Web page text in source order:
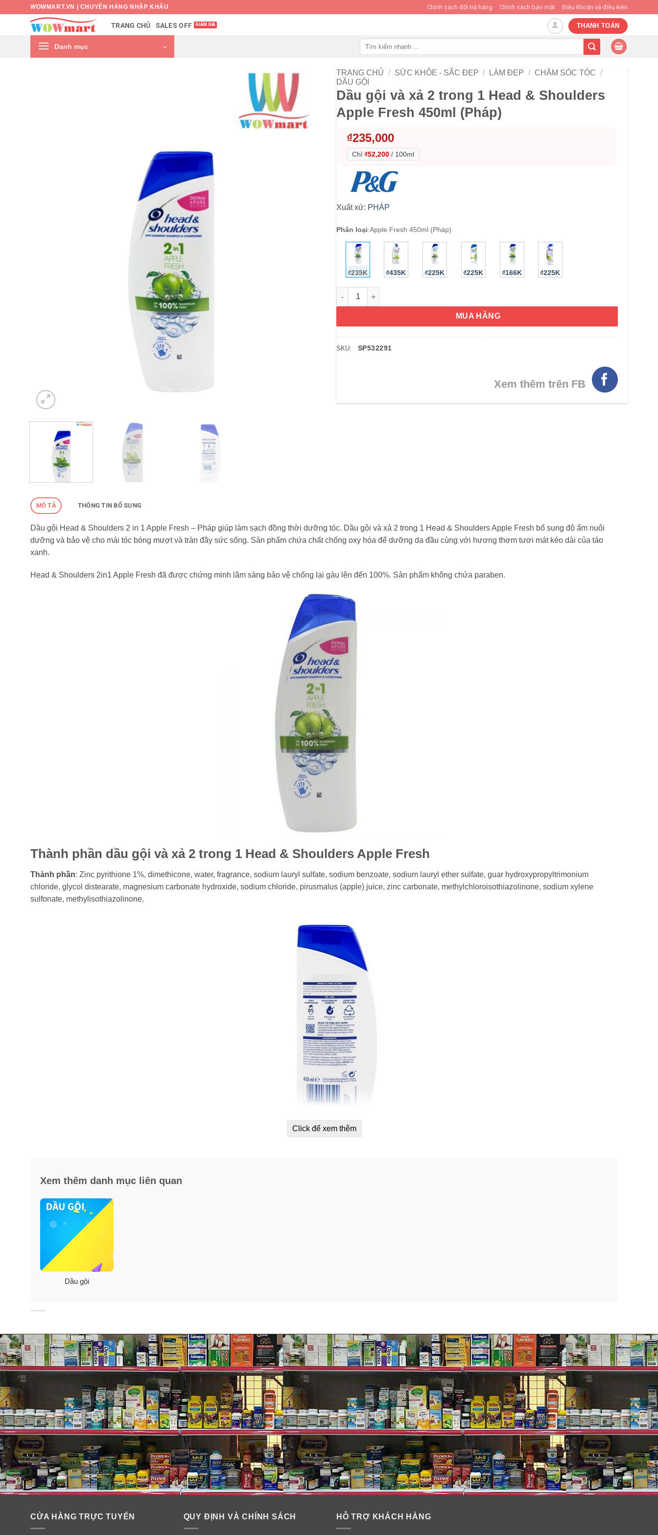
WOWMART.VN | CHUYÊN HÀNG NHẬP KHẨU Chính sách đổi trả hàng Chính sách bảo mật Điều khoản và điều kiện
TRANG CHỦ SALES OFF THANH TOÁN
Danh mục
HÌNH THẬT
TRANG CHỦ / SỨC KHỎE - SẮC ĐẸP / LÀM ĐẸP / CHĂM SÓC TÓC /
DẦU GỘI
Dầu gội và xả 2 trong 1 Head & Shoulders
Apple Fresh 450ml (Pháp)
₫235,000
Chỉ ₫52,200 / 100ml
Xuất xứ: PHÁP
Phân loại:Apple Fresh 450ml (Pháp)
₫235K ₫435K ₫225K ₫225K ₫166K ₫225K
Dầu gội và xả 2 trong 1 Head & Shoulders Apple Fresh 450ml (Pháp) số lượng
MUA HÀNG
SKU: SP532291
Xem thêm trên FB
MÔ TẢ THÔNG TIN BỔ SUNG
Dầu gội Head & Shoulders 2 in 1 Apple Fresh – Pháp giúp làm sạch đồng thời dưỡng tóc. Dầu gội và xả 2 trong 1 Head & Shoulders Apple Fresh bổ sung độ ẩm nuôi
dưỡng và bảo vệ cho mái tóc bóng mượt và tràn đầy sức sống. Sản phẩm chứa chất chống oxy hóa để dưỡng da đầu cùng với hương thơm tươi mát kéo dài của táo
xanh.
Head & Shoulders 2in1 Apple Fresh đã được chứng minh lâm sàng bảo vệ chống lại gàu lên đến 100%. Sản phẩm không chứa paraben.
Thành phần dầu gội và xả 2 trong 1 Head & Shoulders Apple Fresh
Thành phần: Zinc pyrithione 1%, dimethicone, water, fragrance, sodium lauryl sulfate, sodium benzoate, sodium lauryl ether sulfate, guar hydroxypropyltrimonium
chloride, glycol distearate, magnesium carbonate hydroxide, sodium chloride, pirusmalus (apple) juice, zinc carbonate, methylchloroisothiazolinone, sodium xylene
sulfonate, methylisothiazolinone.
Cách sử dụng dầu gội Head & Shoulders 2 in 1 Apple Fresh:
Lắc trước khi sử dụng.
Để kiểm soát gàu tối đa, hãy sử dụng sản phẩm này mỗi khi gội đầu.
Làm ướt tóc, xoa bóp vào da đầu, xả và lặp lại nếu muốn.
Click để xem thêm
Xem thêm danh mục liên quan
Dầu gội
CỬA HÀNG TRỰC TUYẾN QUY ĐỊNH VÀ CHÍNH SÁCH HỖ TRỢ KHÁCH HÀNG